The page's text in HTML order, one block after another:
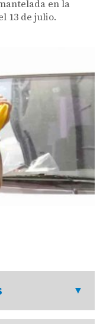
en la
13 de julio.